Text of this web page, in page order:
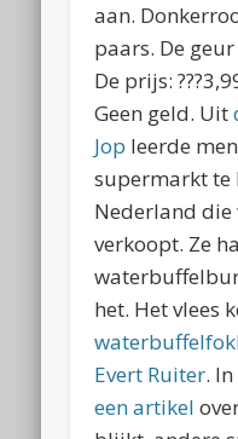
aan.
paars. De
De prijs:
Geen geld. Uit
Jop leerde
supermarkt te
Nederland
verkoopt. Ze
het. Het vlees
Evert Ruiter.
een artikel